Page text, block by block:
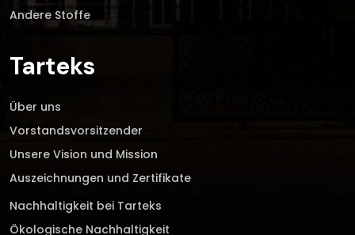
Andere Stoffe
Tarteks
Über uns
Vorstandsvorsitzender
Unsere Vision und Mission
Auszeichnungen und Zertifikate
Nachhaltigkeit bei Tarteks
Ökologische Nachhaltigkeit